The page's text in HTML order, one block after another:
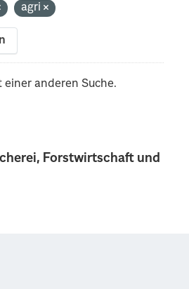
Forstwirtschaft und
agri
einer anderen Suche.